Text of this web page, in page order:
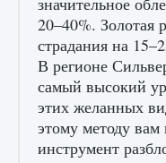
Как создавать
9 августа 2024
20–40%. Золотая
страдания на
В регионе
самый высокий
этих желанных
этому методу вам
инструмент